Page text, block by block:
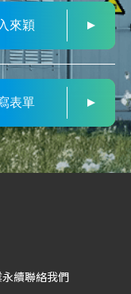
來穎
表單
永續聯絡我們